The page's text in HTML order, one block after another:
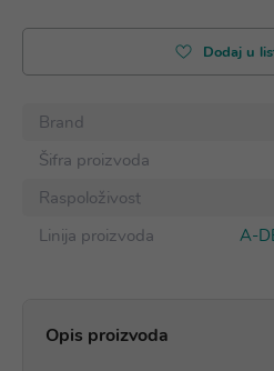
Dodaj u
Brand
Šifra proizvoda
Raspoloživost
Linija proizvoda
A-
Opis proizvoda